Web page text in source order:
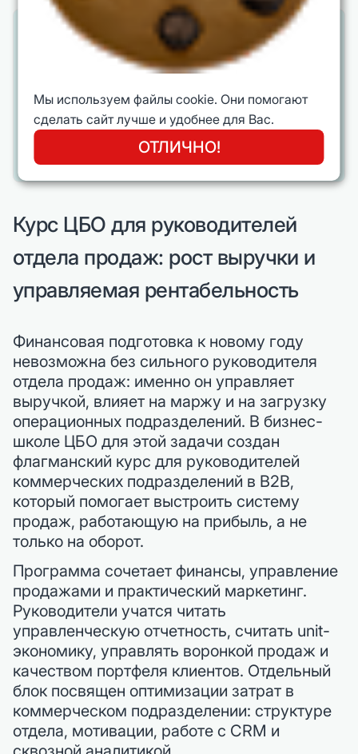
Дорожная карта на 90 дней — это не
только инструмент оптимизации, но и
тест управленческой зрелости:
компания либо учится планировать и
реализовывать изменения, либо
продолжает жить «от закрытия месяца
к закрытию месяца».
Курс ЦБО для руководителей
отдела продаж: рост выручки и
управляемая рентабельность
Финансовая подготовка к новому году
невозможна без сильного руководителя
отдела продаж: именно он управляет
выручкой, влияет на маржу и на загрузку
операционных подразделений. В бизнес-
школе ЦБО для этой задачи создан
флагманский курс для руководителей
коммерческих подразделений в B2B,
который помогает выстроить систему
продаж, работающую на прибыль, а не
только на оборот.
Программа сочетает финансы, управление
продажами и практический маркетинг.
Руководители учатся читать
управленческую отчетность, считать unit-
экономику, управлять воронкой продаж и
качеством портфеля клиентов. Отдельный
блок посвящен оптимизации затрат в
коммерческом подразделении: структуре
отдела, мотивации, работе с CRM и
Мы используем файлы cookie. Они помогают
сделать сайт лучше и удобнее для Вас.
ОТЛИЧНО!